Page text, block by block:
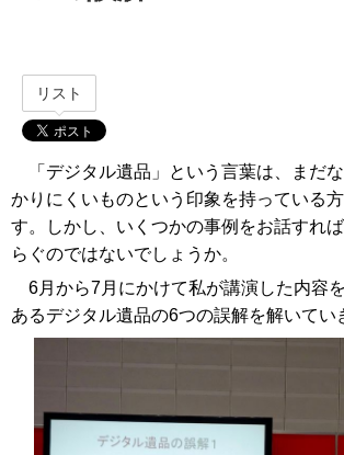
リスト
「デジタル遺品」という言葉は、まだ
かりにくいものという印象を持っている
す。しかし、いくつかの事例をお話すれ
らぐのではないでしょうか。
6月から7月にかけて私が講演した内容
あるデジタル遺品の6つの誤解を解いてい